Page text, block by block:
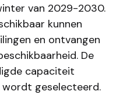
van 2029-2030.
kunnen
en ontvangen
De
capaciteit
geselecteerd.